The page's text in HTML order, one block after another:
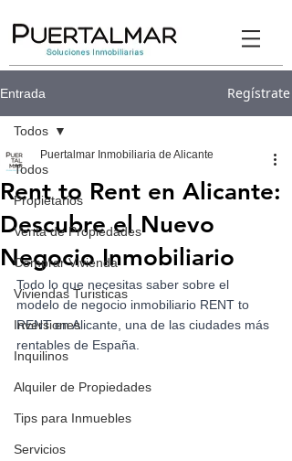
Entrada Regístrate
Todos
Propietarios
Venta de Propiedades
Comprar Vivienda
Viviendas Turisticas
Inversiones
Inquilinos
Alquiler de Propiedades
Tips para Inmuebles
Servicios
Todos
Rent to Rent en Alicante:
Descubre el Nuevo
Negocio Inmobiliario
Puertalmar Inmobiliaria de Alicante
Todo lo que necesitas saber sobre el
modelo de negocio inmobiliario RENT to
RENT en Alicante, una de las ciudades más
rentables de España.